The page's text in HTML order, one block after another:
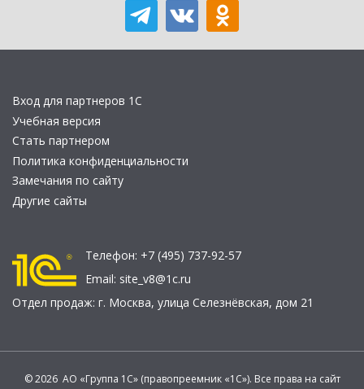
Вход для партнеров 1С
Учебная версия
Стать партнером
Политика конфиденциальности
Замечания по сайту
Другие сайты
Телефон: +7 (495) 737-92-57
Email: site_v8@1c.ru
Отдел продаж: г. Москва, улица Селезнёвская, дом 21
© 2026 АО «Группа 1С» (правопреемник «1С»). Все права на сайт